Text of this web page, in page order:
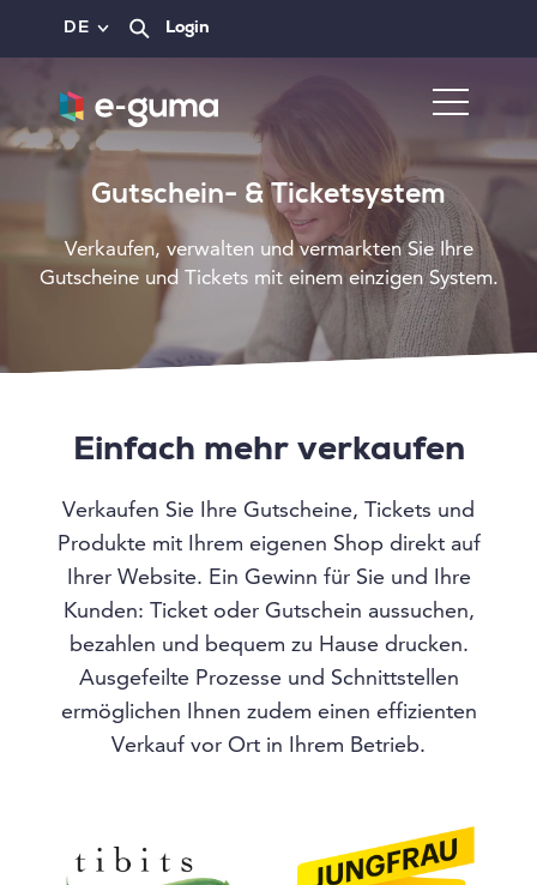
DE Login
Gutschein- & Ticketsystem
Verkaufen, verwalten und vermarkten Sie Ihre
Gutscheine und Tickets mit einem einzigen System.
Einfach mehr verkaufen
Verkaufen Sie Ihre Gutscheine, Tickets und
Produkte mit Ihrem eigenen Shop direkt auf
Ihrer Website. Ein Gewinn für Sie und Ihre
Kunden: Ticket oder Gutschein aussuchen,
bezahlen und bequem zu Hause drucken.
Ausgefeilte Prozesse und Schnittstellen
ermöglichen Ihnen zudem einen effizienten
Verkauf vor Ort in Ihrem Betrieb.